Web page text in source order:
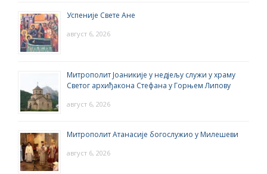
Успеније Свете Ане
август 6, 2026
Митрополит Јоаникије у недјељу служи у храму
Светог архиђакона Стефана у Горњем Липову
август 6, 2026
Митрополит Атанасије богослужио у Милешеви
август 6, 2026